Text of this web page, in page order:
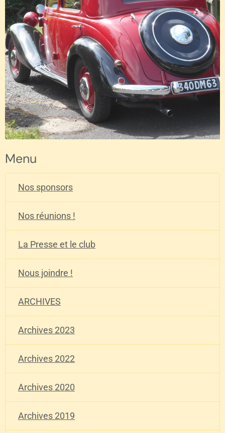
Menu
Nos sponsors
Nos réunions !
La Presse et le club
Nous joindre !
ARCHIVES
Archives 2023
Archives 2022
Archives 2020
Archives 2019